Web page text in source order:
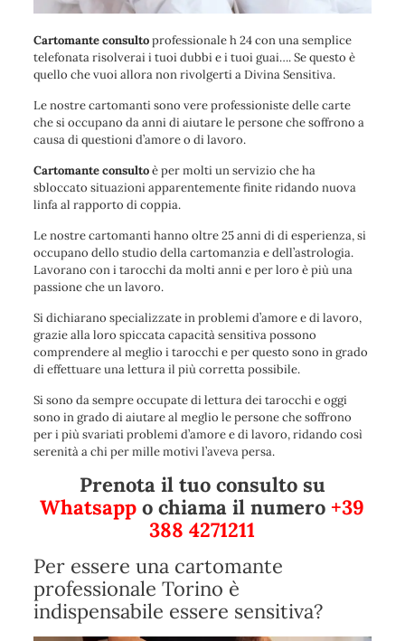
Cartomante consultoprofessionale h 24 con una semplice
telefonata risolverai i tuoi dubbi e i tuoi guai…. Se questo è
quello che vuoi allora non rivolgerti a Divina Sensitiva.
Le nostre cartomanti sono vere professioniste delle carte
che si occupano da anni di aiutare le persone che soffrono a
causa di questioni d’amore o di lavoro.
Cartomante consultoè per molti un servizio che ha
sbloccato situazioni apparentemente finite ridando nuova
linfa al rapporto di coppia.
Le nostre cartomanti hanno oltre 25 anni di di esperienza, si
occupano dello studio della cartomanzia e dell’astrologia.
Lavorano con i tarocchi da molti anni e per loro è più una
passione che un lavoro.
Si dichiarano specializzate in problemi d’amore e di lavoro,
grazie alla loro spiccata capacità sensitiva possono
comprendere al meglio i tarocchi e per questo sono in grado
di effettuare una lettura il più corretta possibile.
Si sono da sempre occupate di lettura dei tarocchi e oggi
sono in grado di aiutare al meglio le persone che soffrono
per i più svariati problemi d’amore e di lavoro, ridando così
serenità a chi per mille motivi l’aveva persa.
Prenota il tuo consulto su
Whatsapp o chiama il numero +39
388 4271211
Per essere una cartomante
professionale Torino è
indispensabile essere sensitiva?